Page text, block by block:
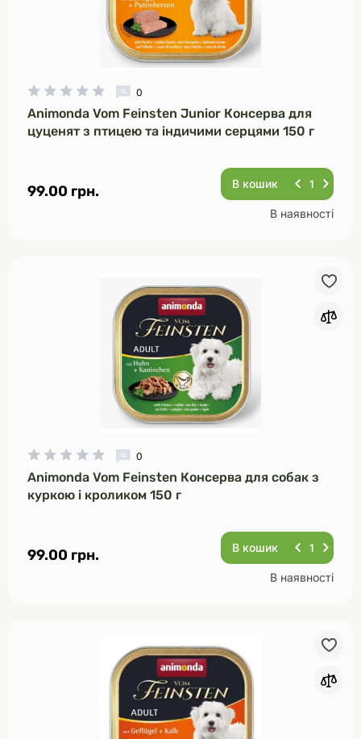
0
Animonda Vom Feinsten Junior Консерва для
цуценят з птицею та індичими серцями 150 г
99.00 грн. В кошик
В наявності
0
Animonda Vom Feinsten Консерва для собак з
куркою і кроликом 150 г
99.00 грн. В кошик
В наявності